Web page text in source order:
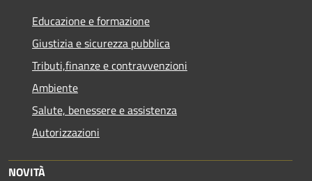
Educazione e formazione
Giustizia e sicurezza pubblica
Tributi,finanze e contravvenzioni
Ambiente
Salute, benessere e assistenza
Autorizzazioni
NOVITÀ